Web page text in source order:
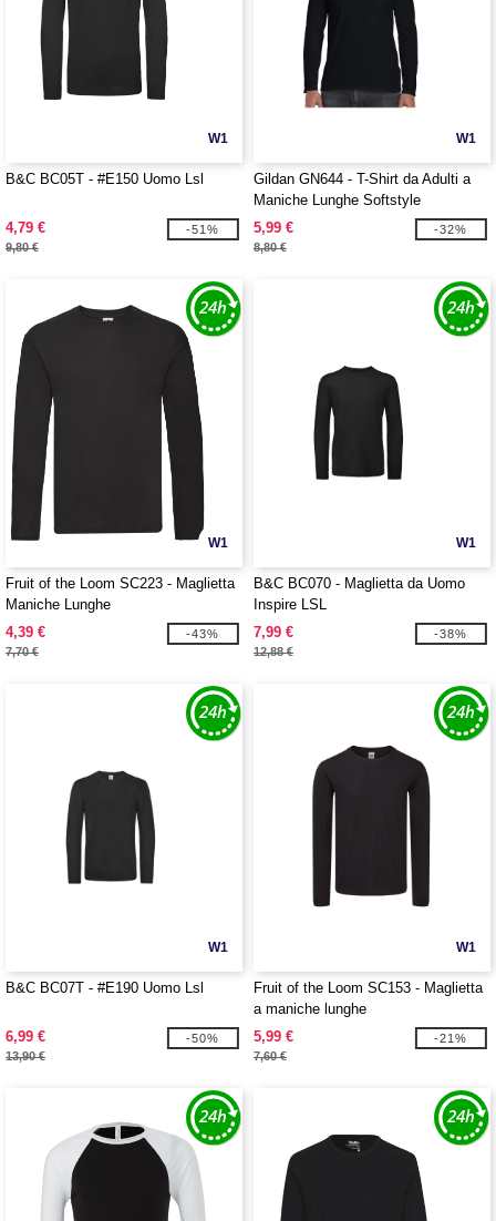
W1
B&C BC05T - #E150 Uomo Lsl
4,79 €
9,80 €
-51%
W1
Gildan GN644 - T-Shirt da Adulti a
Maniche Lunghe Softstyle
5,99 €
8,80 €
-32%
W1
Fruit of the Loom SC223 - Maglietta
Maniche Lunghe
4,39 €
7,70 €
-43%
W1
B&C BC070 - Maglietta da Uomo
Inspire LSL
7,99 €
12,88 €
-38%
W1
B&C BC07T - #E190 Uomo Lsl
6,99 €
13,90 €
-50%
W1
Fruit of the Loom SC153 - Maglietta
a maniche lunghe
5,99 €
7,60 €
-21%